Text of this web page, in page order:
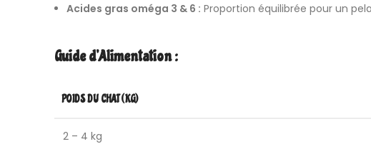
Acides gras oméga 3 & 6 : Proportion équilibrée pour un
Guide d’Alimentation :
POIDS DU CHAT (KG)
2 – 4 kg